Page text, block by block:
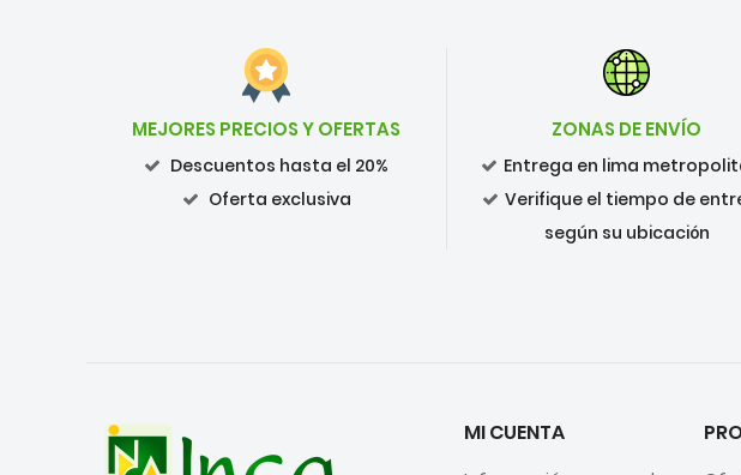
MEJORES PRECIOS Y OFERTAS
Descuentos hasta el 20%
Oferta exclusiva
ZONAS DE ENVÍO
Entrega en lima
Verifique el tiempo de
según su ubicación
MI CUENTA